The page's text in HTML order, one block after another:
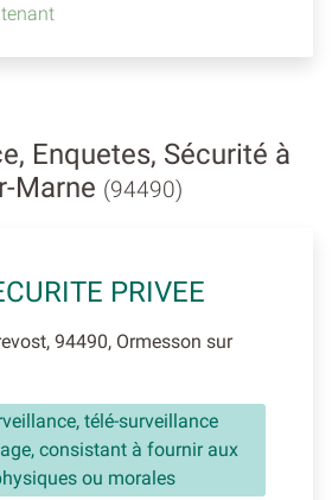
Enquetes, Sécurité à
Marne (94490)
PRIVEE
94490, Ormesson sur
télé-surveillance
consistant à fournir aux
ou morales